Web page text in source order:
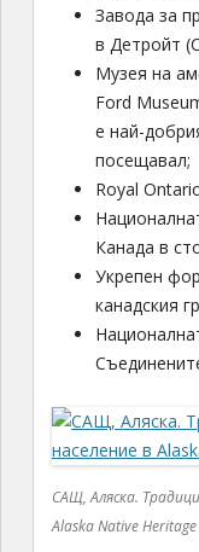
Завода за
в Детройт
Музея на
Ford
е най-
посещавал;
Royal
Канада в
Укрепен
канадския
САЩ, Аляска.
Alaska Native